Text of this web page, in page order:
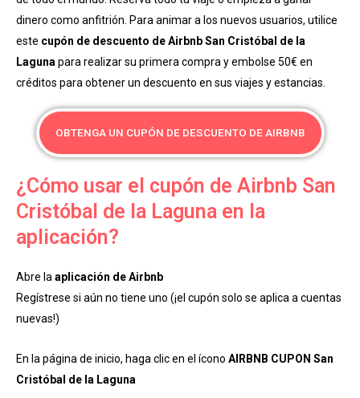
dinero como anfitrión. Para animar a los nuevos usuarios, utilice
este cupón de descuento de Airbnb San Cristóbal de la
Laguna para realizar su primera compra y embolse 50€ en
créditos para obtener un descuento en sus viajes y estancias.
OBTENGA UN CUPÓN DE DESCUENTO DE AIRBNB
¿Cómo usar el cupón de Airbnb San
Cristóbal de la Laguna en la
aplicación?
Abre la aplicación de Airbnb
Regístrese si aún no tiene uno (¡el cupón solo se aplica a cuentas
nuevas!)
En la página de inicio, haga clic en el ícono AIRBNB CUPON San
Cristóbal de la Laguna